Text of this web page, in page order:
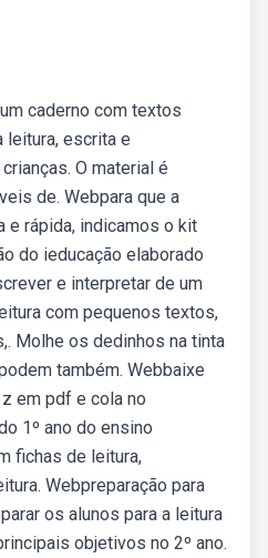
caderno com textos
leitura, escrita e
O material é
de. Webpara que a
e rápida, indicamos o kit
do ieducação elaborado
e interpretar de um
com pequenos textos,
Molhe os dedinhos na tinta
também. Webbaixe
em pdf e cola no
1º ano do ensino
fichas de leitura,
Webpreparação para
os alunos para a leitura
objetivos no 2º ano.